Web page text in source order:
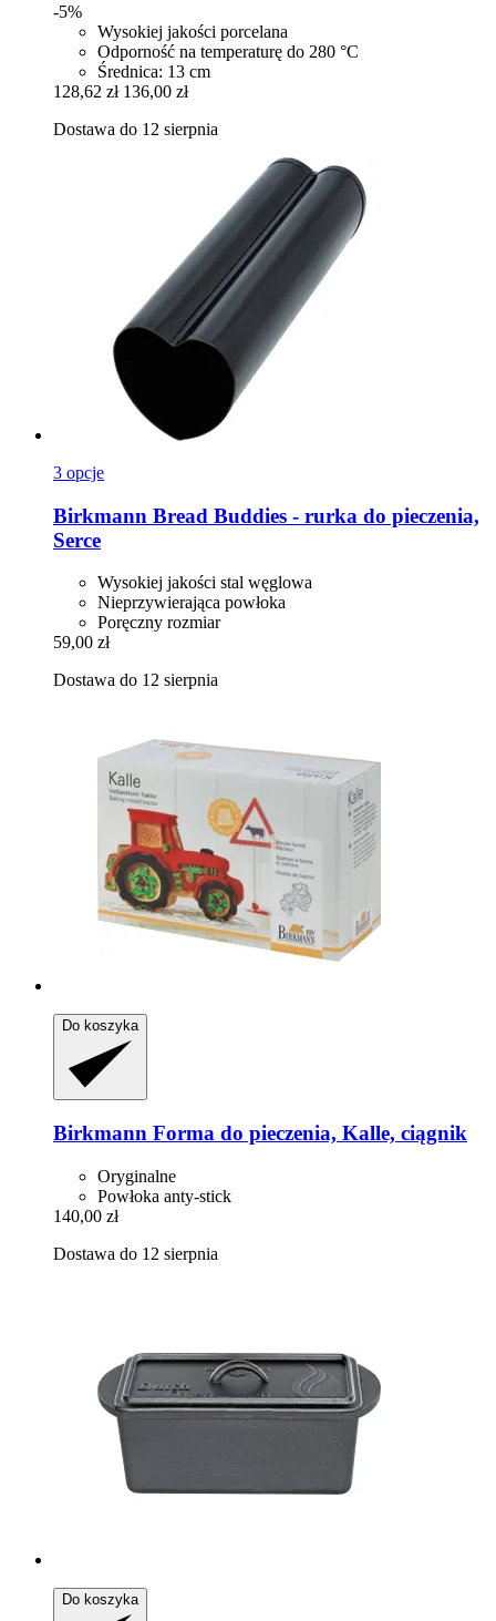
-5%
Wysokiej jakości porcelana
Odporność na temperaturę do 280 °C
Średnica: 13 cm
128,62 zł 136,00 zł
Dostawa do 12 sierpnia
3 opcje
Birkmann Bread Buddies -​ rurka do pieczenia,
Serce
Wysokiej jakości stal węglowa
Nieprzywierająca powłoka
Poręczny rozmiar
59,00 zł
Dostawa do 12 sierpnia
Do koszyka
Birkmann Forma do pieczenia, Kalle, ciągnik
Oryginalne
Powłoka anty-stick
140,00 zł
Dostawa do 12 sierpnia
Do koszyka